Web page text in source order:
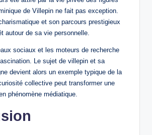
de Villepin ne fait pas exception.
et son parcours prestigieux
autour de sa vie personnelle.
sociaux et les moteurs de recherche
Le sujet de villepin et sa
devient alors un exemple typique de la
collective peut transformer une
phénomène médiatique.